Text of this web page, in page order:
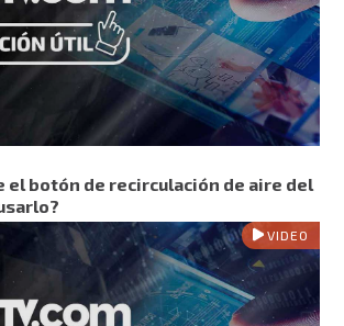
el botón de recirculación de aire del
VIDEO